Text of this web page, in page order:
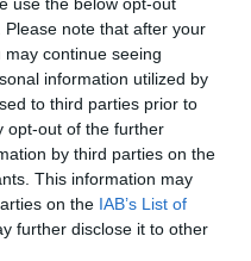
note that after your
continue seeing
information utilized by
to third parties prior to
opt-out of the further
by third parties on the
This information may
on the IAB’s List of
further disclose it to other